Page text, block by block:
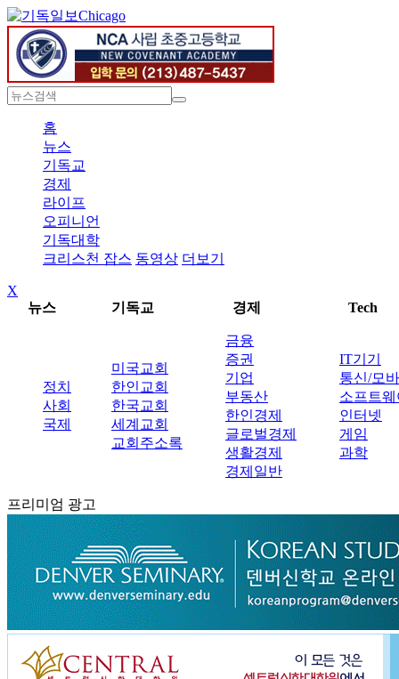
Chicago
홈
뉴스
기독교
경제
라이프
오피니언
기독대학
크리스천 잡스 동영상 더보기
X
뉴스
기독교 경제 Tech
정치
사회
국제
미국교회
한인교회
한국교회
세계교회
교회주소록
금융
증권
기업
부동산
한인경제
글로벌경제
생활경제
경제일반
IT기기
통신/모
소프트웨
인터넷
게임
과학
프리미엄 광고